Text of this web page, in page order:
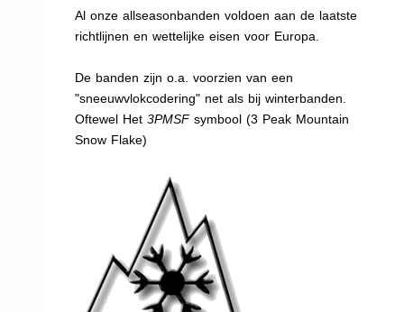
Al onze allseasonbanden voldoen aan de laatste
richtlijnen en wettelijke eisen voor Europa.
De banden zijn o.a. voorzien van een
"sneeuwvlokcodering" net als bij winterbanden.
Oftewel Het3PMSFsymbool (3 Peak Mountain
Snow Flake)